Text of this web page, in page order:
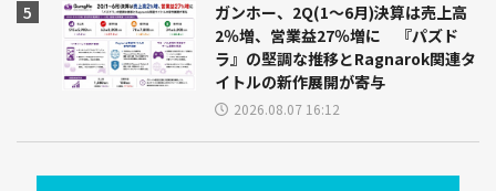
ガンホー、2Q(1～6月)決算は売上高
2％増、営業益27％増に 『パズド
ラ』の堅調な推移とRagnarok関連タ
イトルの新作展開が寄与
2026.08.07 16:12